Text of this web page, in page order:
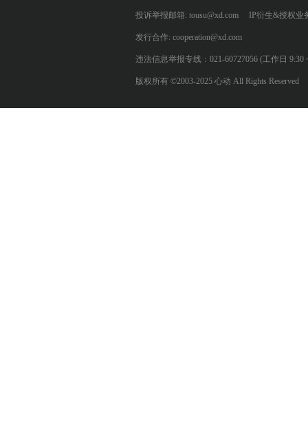
投诉举报邮箱: tousu@xd.com IP衍生&授权业
发行合作: cooperation@xd.com
违法信息举报专线：021-60727056 (工作日 9:30
版权所有 ©2003-2025 心动 All Rights Reserved